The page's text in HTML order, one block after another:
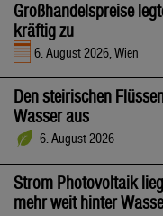
Großhandelspreise
kräftig zu
6. August 2026, Wien
Den steirischen
Wasser aus
6. August 2026
Strom Photovoltaik
mehr weit hinter